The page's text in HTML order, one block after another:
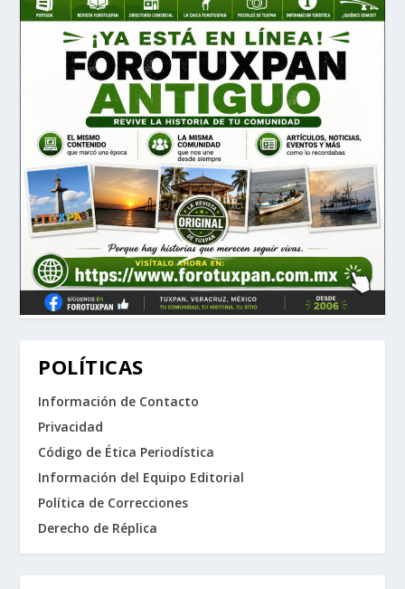
POLÍTICAS
Información de Contacto
Privacidad
Código de Ética Periodística
Información del Equipo Editorial
Política de Correcciones
Derecho de Réplica